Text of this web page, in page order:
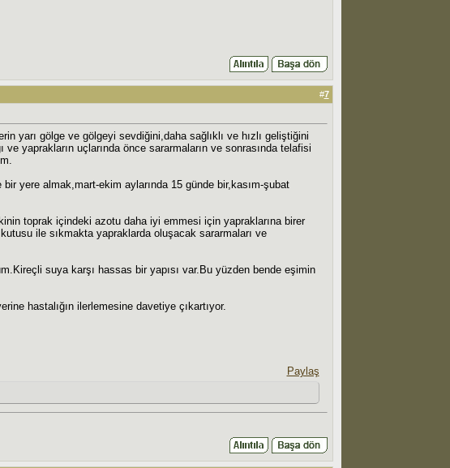
#7
yarı gölge ve gölgeyi sevdiğini,daha sağlıklı ve hızlı geliştiğini
yaprakların uçlarında önce sararmaların ve sonrasında telafisi
yere almak,mart-ekim aylarında 15 günde bir,kasım-şubat
toprak içindeki azotu daha iyi emmesi için yapraklarına birer
ile sıkmakta yapraklarda oluşacak sararmaları ve
suya karşı hassas bir yapısı var.Bu yüzden bende eşimin
hastalığın ilerlemesine davetiye çıkartıyor.
Paylaş